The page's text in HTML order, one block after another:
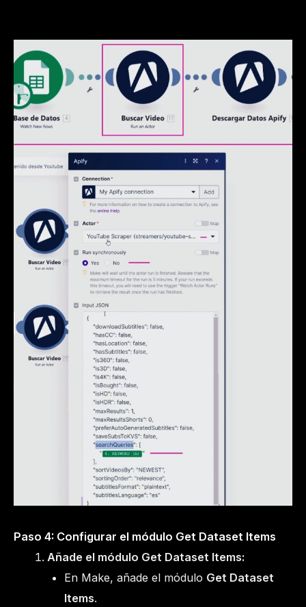
Paso 4: Configurar el módulo Get Dataset Items
Añade el módulo Get Dataset Items:
En Make, añade el módulo Get Dataset
Items.